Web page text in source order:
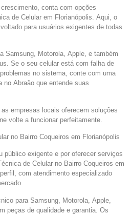
conta com opções
de Celular em Florianópolis. Aqui, o
para usuários exigentes de todas
Samsung, Motorola, Apple, e também
Se o seu celular está com falha de
no sistema, conte com uma
Abraão que entende suas
empresas locais oferecem soluções
volte a funcionar perfeitamente.
no Bairro Coqueiros em Florianópolis
público exigente e por oferecer serviços
de Celular no Bairro Coqueiros em
com atendimento especializado
para Samsung, Motorola, Apple,
peças de qualidade e garantia. Os